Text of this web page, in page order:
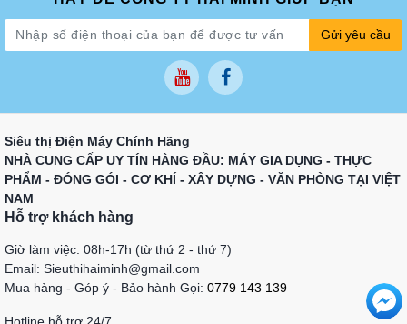
Gửi yêu cầu
Siêu thị Điện Máy Chính Hãng
NHÀ CUNG CẤP UY TÍN HÀNG ĐẦU: MÁY GIA DỤNG - THỰC
PHẨM - ĐÓNG GÓI - CƠ KHÍ - XÂY DỰNG - VĂN PHÒNG TẠI VIỆT
NAM
Hỗ trợ khách hàng
Giờ làm việc: 08h-17h (từ thứ 2 - thứ 7)
Email: Sieuthihaiminh@gmail.com
Mua hàng - Góp ý - Bảo hành Gọi: 0779 143 139